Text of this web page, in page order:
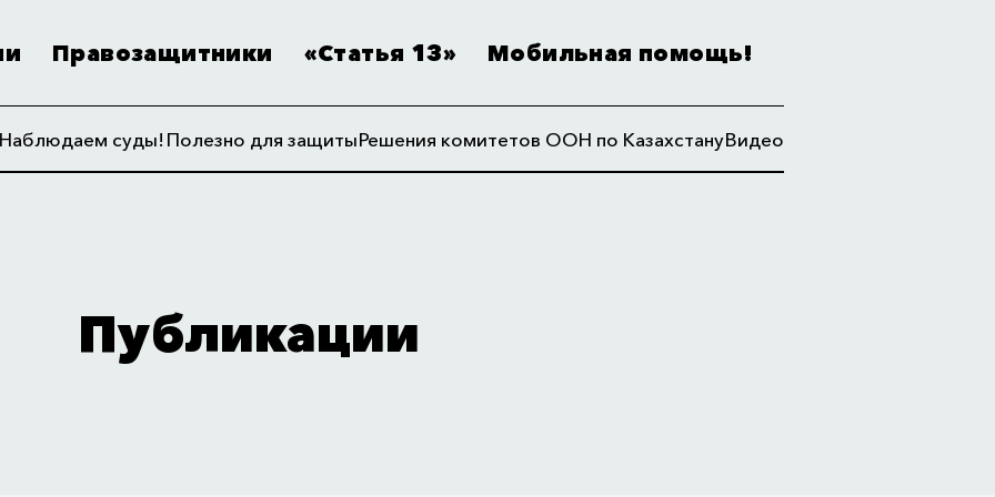
Правозащитники «Статья 13» Мобильная помощь!
Наблюдаем суды! Полезно для защитыРешения комитетов ООН по КазахстануВидео
Публикации